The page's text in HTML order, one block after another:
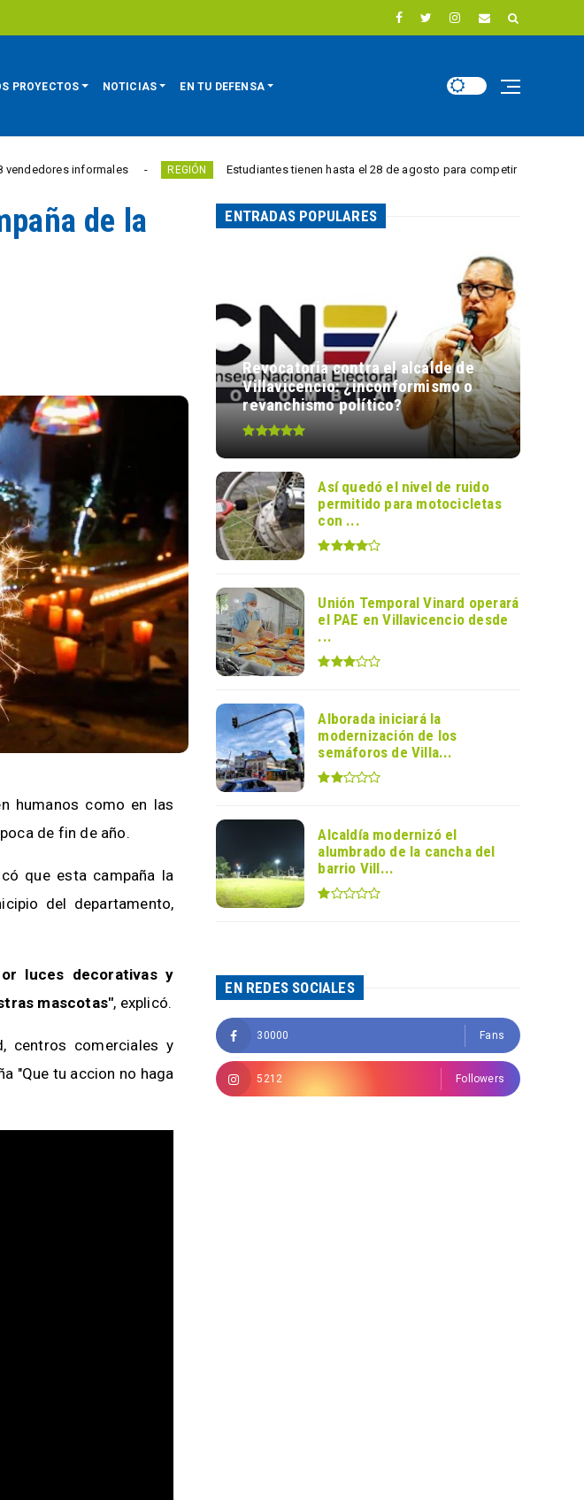
PROYECTOS NOTICIAS EN TU DEFENSA
REGIÓN Estudiantes tienen hasta el 28 de agosto para competir por 10.000 euros en
de la
humanos como en las
de fin de año.
que esta campaña la
del departamento,
luces decorativas y
mascotas", explicó.
centros comerciales y
"Que tu accion no haga
ENTRADAS POPULARES
Revocatoria contra el alcalde de
Villavicencio: ¿inconformismo o
revanchismo político?
Así quedó el nivel de ruido
permitido para motocicletas
con ...
Unión Temporal Vinard operará
el PAE en Villavicencio desde
...
Alborada iniciará la
modernización de los
semáforos de Villa...
Alcaldía modernizó el
alumbrado de la cancha del
barrio Vill...
EN REDES SOCIALES
30000 Fans
5212 Followers